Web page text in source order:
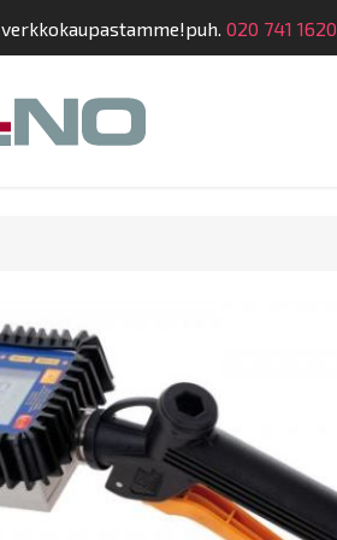
verkkokaupastamme!puh. 020 741 1620
Shop